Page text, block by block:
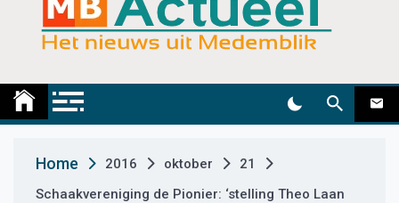
e
t
Medemblik Actueel
Home 2016 oktober
21
Schaakvereniging de Pionier: ‘stelling Theo Laan